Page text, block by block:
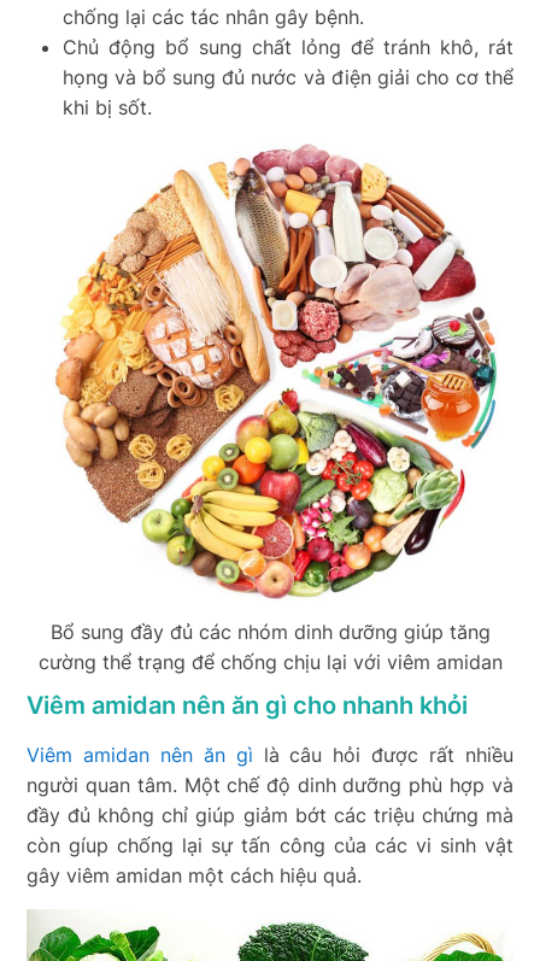
chống lại các tác nhân gây bệnh.
Chủ động bổ sung chất lỏng để tránh khô, rát
họng và bổ sung đủ nước và điện giải cho cơ thể
khi bị sốt.
Bổ sung đầy đủ các nhóm dinh dưỡng giúp tăng
cường thể trạng để chống chịu lại với viêm amidan
Viêm amidan nên ăn gì cho nhanh khỏi
Viêm amidan nên ăn gì là câu hỏi được rất nhiều
người quan tâm. Một chế độ dinh dưỡng phù hợp và
đầy đủ không chỉ giúp giảm bớt các triệu chứng mà
còn gíup chống lại sự tấn công của các vi sinh vật
gây viêm amidan một cách hiệu quả.